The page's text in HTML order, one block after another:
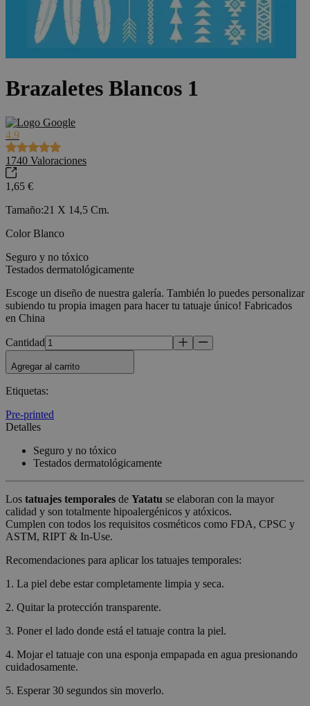
Brazaletes Blancos 1
4.9
1740 Valoraciones
1,65 €
Tamaño:21 X 14,5 Cm.
Color Blanco
Seguro y no tóxico
Testados dermatológicamente
Escoge un diseño de nuestra galería. También lo puedes personalizar
subiendo tu propia imagen para hacer tu tatuaje único! Fabricados
en China
Cantidad
Agregar al carrito
Etiquetas:
Pre-printed
Detalles
Seguro y no tóxico
Testados dermatológicamente
Los tatuajes temporales de Yatatu se elaboran con la mayor
calidad y son totalmente hipoalergénicos y atóxicos.
Cumplen con todos los requisitos cosméticos como FDA, CPSC y
ASTM, RIPT & In-Use.
Recomendaciones para aplicar los tatuajes temporales:
1. La piel debe estar completamente limpia y seca.
2. Quitar la protección transparente.
3. Poner el lado donde está el tatuaje contra la piel.
4. Mojar el tatuaje con una esponja empapada en agua presionando
cuidadosamente.
5. Esperar 30 segundos sin moverlo.